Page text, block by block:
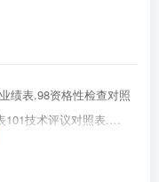
绩表.98资格性检查对照
101技术评议对照表.…